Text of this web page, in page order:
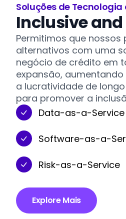
Soluções de Tecnologia
Inclusive
Permitimos que
alternativos com uma
negócio de crédito em
expansão,
a lucratividade de
para promover a
Data-as-a-Service
Software-as-a-
Risk-as-a-Service
Explore Mais